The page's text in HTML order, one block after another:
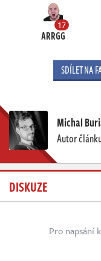
17
ARRGG
SDÍLET NA
Michal
Autor
DISKUZE
Pro napsání